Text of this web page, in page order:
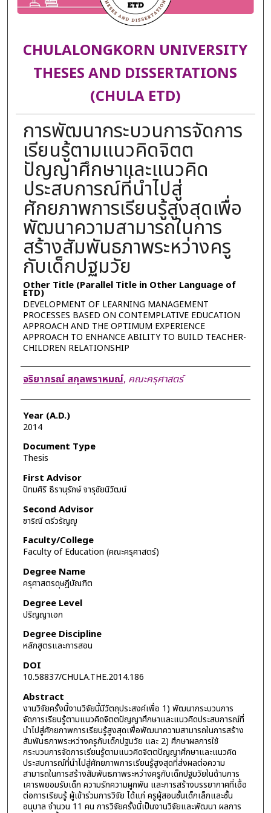
CHULALONGKORN UNIVERSITY
THESES AND DISSERTATIONS
(CHULA ETD)
การพัฒนากระบวนการจัดการ
เรียนรู้ตามแนวคิดจิตต
ปัญญาศึกษาและแนวคิด
ประสบการณ์ที่นำไปสู่
ศักยภาพการเรียนรู้สูงสุดเพื่อ
พัฒนาความสามารถในการ
สร้างสัมพันธภาพระหว่างครู
กับเด็กปฐมวัย
Other Title (Parallel Title in Other Language of
ETD)
DEVELOPMENT OF LEARNING MANAGEMENT
PROCESSES BASED ON CONTEMPLATIVE EDUCATION
APPROACH AND THE OPTIMUM EXPERIENCE
APPROACH TO ENHANCE ABILITY TO BUILD TEACHER-
CHILDREN RELATIONSHIP
Author
จริยาภรณ์ สกุลพราหมณ์, คณะครุศาสตร์
Year (A.D.)
2014
Document Type
Thesis
First Advisor
ปัทมศิริ ธีรานุรักษ์ จารุชัยนิวัฒน์
Second Advisor
ชาริณี ตรีวรัญญู
Faculty/College
Faculty of Education (คณะครุศาสตร์)
Degree Name
ครุศาสตรดุษฎีบัณฑิต
Degree Level
ปริญญาเอก
Degree Discipline
หลักสูตรและการสอน
DOI
10.58837/CHULA.THE.2014.186
Abstract
งานวิจัยครั้งนี้งานวิจัยนี้มีวัตถุประสงค์เพื่อ 1) พัฒนากระบวนการ
จัดการเรียนรู้ตามแนวคิดจิตตปัญญาศึกษาและแนวคิดประสบการณ์ที่
นำไปสู่ศักยภาพการเรียนรู้สูงสุดเพื่อพัฒนาความสามารถในการสร้าง
สัมพันธภาพระหว่างครูกับเด็กปฐมวัย และ 2) ศึกษาผลการใช้
กระบวนการจัดการเรียนรู้ตามแนวคิดจิตตปัญญาศึกษาและแนวคิด
ประสบการณ์ที่นำไปสู่ศักยภาพการเรียนรู้สูงสุดที่ส่งผลต่อความ
สามารถในการสร้างสัมพันธภาพระหว่างครูกับเด็กปฐมวัยในด้านการ
เคารพยอมรับเด็ก ความรักความผูกพัน และการสร้างบรรยากาศที่เอื้อ
ต่อการเรียนรู้ ผู้เข้าร่วมการวิจัย ได้แก่ ครูผู้สอนชั้นเด็กเล็กและชั้น
อนุบาล จำนวน 11 คน การวิจัยครั้งนี้เป็นงานวิจัยและพัฒนา ผลการ